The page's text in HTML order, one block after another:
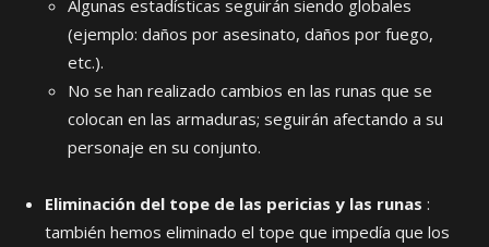
Algunas estadísticas seguirán siendo globales
(ejemplo: daños por asesinato, daños por fuego,
etc.).
No se han realizado cambios en las runas que se
colocan en las armaduras; seguirán afectando a su
personaje en su conjunto.
Eliminación del tope de las pericias y las runas :
también hemos eliminado el tope que impedía que los